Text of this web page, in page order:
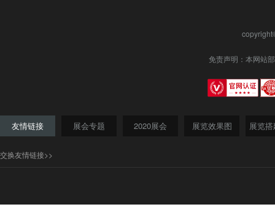
免责声明：本网站
友情链接 展会专题 2020展会 展览效果图 展览
交换友情链接>>